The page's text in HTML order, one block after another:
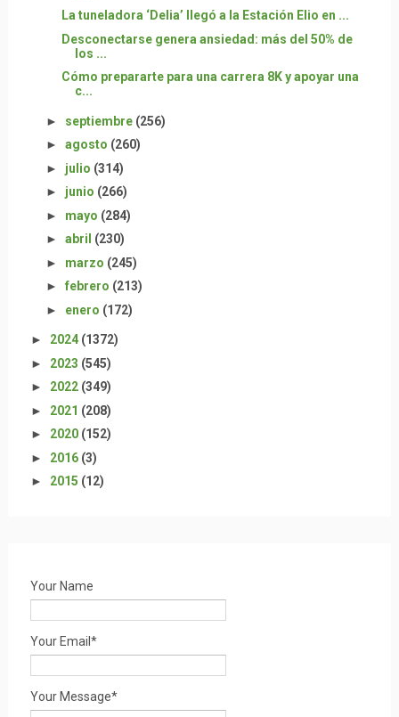
La tuneladora ‘Delia’ llegó a la Estación Elio en ...
Desconectarse genera ansiedad: más del 50% de
los ...
Cómo prepararte para una carrera 8K y apoyar una
c...
► septiembre (256)
► agosto (260)
► julio (314)
► junio (266)
► mayo (284)
► abril (230)
► marzo (245)
► febrero (213)
► enero (172)
► 2024 (1372)
► 2023 (545)
► 2022 (349)
► 2021 (208)
► 2020 (152)
► 2016 (3)
► 2015 (12)
Your Name
Your Email*
Your Message*